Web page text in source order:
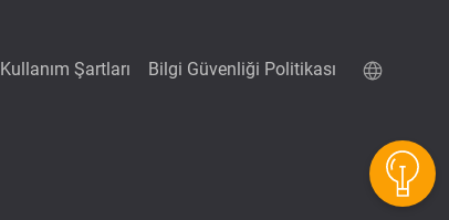
Kullanım Şartları Bilgi Güvenliği Politikası
QNAP RAID Hesaplama